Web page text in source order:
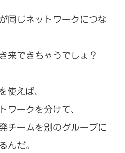
同じネットワークにつな
来できちゃうでしょ？
使えば、
ワークを分けて、
チームを別のグループに
んだ。